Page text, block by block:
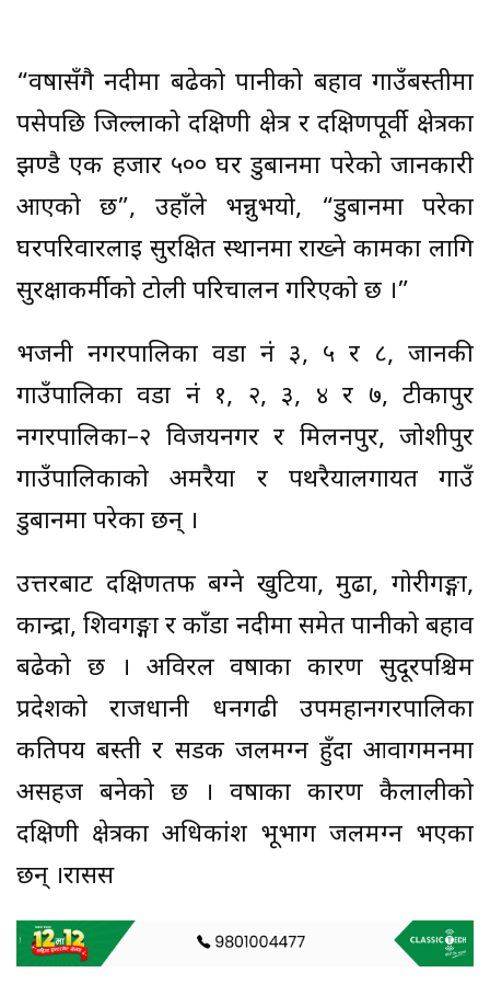
“वषासँगै नदीमा बढेको पानीको बहाव गाउँबस्तीमा
पसेपछि जिल्लाको दक्षिणी क्षेत्र र दक्षिणपूर्वी क्षेत्रका
झण्डै एक हजार ५०० घर डुबानमा परेको जानकारी
आएको छ”, उहाँले भन्नुभयो, “डुबानमा परेका
घरपरिवारलाई सुरक्षित स्थानमा राख्ने कामका लागि
सुरक्षाकर्मीको टोली परिचालन गरिएको छ ।”
भजनी नगरपालिका वडा नं ३, ५ र ८, जानकी
गाउँपालिका वडा नं १, २, ३, ४ र ७, टीकापुर
नगरपालिका–२ विजयनगर र मिलनपुर, जोशीपुर
गाउँपालिकाको अमरैया र पथरैयालगायत गाउँ
डुबानमा परेका छन् ।
उत्तरबाट दक्षिणतर्फ बग्ने खुटिया, मुढा, गोरीगङ्गा,
कान्द्रा, शिवगङ्गा र काँडा नदीमा समेत पानीको बहाव
बढेको छ । अविरल वर्षाका कारण सुदूरपश्चिम
प्रदेशको राजधानी धनगढी उपमहानगरपालिका
कतिपय बस्ती र सडक जलमग्न हुँदा आवागमनमा
असहज बनेको छ । वर्षाका कारण कैलालीको
दक्षिणी क्षेत्रका अधिकांश भूभाग जलमग्न भएका
छन् ।रासस